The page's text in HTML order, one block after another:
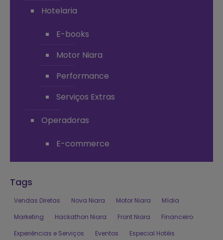
Hotelaria
E-books
Motor Niara
Performance
Serviços Extras
Operadoras
E-commerce
Tags
Vendas Diretas Nova Niara Motor Niara
Mídia
Marketing
Hackathon Niara Front Niara
Financeiro
Experiências e Serviços
Eventos
Especial Hotéis